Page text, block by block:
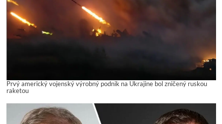
Prvý americký vojenský výrobný podnik na Ukrajine bol zničený ruskou
raketou